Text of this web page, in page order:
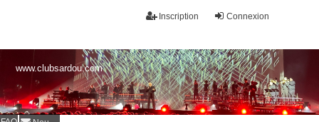
Connexion
Inscription
www.clubsardou.com